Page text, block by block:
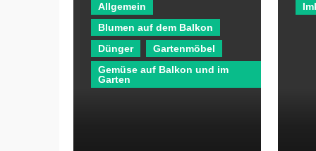
Allgemein
Blumen auf dem Balkon
Dünger
Gartenmöbel
Gemüse auf Balkon und im
Garten